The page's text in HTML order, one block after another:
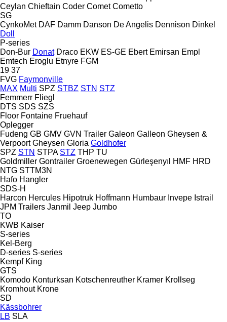
Ceylan Chieftain Coder Comet Cometto
SG
CynkoMet DAF Damm Danson De Angelis Dennison Dinkel
Doll
P-series
Don-Bur Donat Draco EKW ES-GE Ebert Emirsan Empl
Emtech Eroglu Etnyre FGM
19 37
FVG Faymonville
MAX Multi SPZ STBZ STN STZ
Femmerr Fliegl
DTS SDS SZS
Floor Fontaine Fruehauf
Oplegger
Fudeng GB GMV GVN Trailer Galeon Galleon Gheysen &
Verpoort Gheysen Gloria Goldhofer
SPZ STN STPA STZ THP TU
Goldmiller Gontrailer Groenewegen Gürleşenyıl HMF HRD
NTG STTM3N
Hafo Hangler
SDS-H
Harcon Hercules Hipotruk Hoffmann Humbaur Invepe Istrail
JPM Trailers Janmil Jeep Jumbo
TO
KWB Kaiser
S-series
Kel-Berg
D-series S-series
Kempf King
GTS
Komodo Konturksan Kotschenreuther Kramer Krollseg
Kromhout Krone
SD
Kässbohrer
LB SLA